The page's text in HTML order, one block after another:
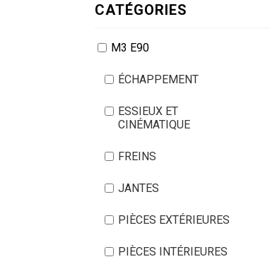
CATÉGORIES
M3 E90
ÉCHAPPEMENT
ESSIEUX ET
CINÉMATIQUE
FREINS
JANTES
PIÈCES EXTÉRIEURES
PIÈCES INTÉRIEURES